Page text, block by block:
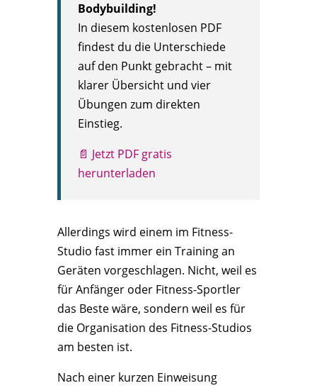
Bodybuilding!
In diesem kostenlosen PDF
findest du die Unterschiede
auf den Punkt gebracht – mit
klarer Übersicht und vier
Übungen zum direkten
Einstieg.
📄 Jetzt PDF gratis
herunterladen
Allerdings wird einem im Fitness-
Studio fast immer ein Training an
Geräten vorgeschlagen. Nicht, weil es
für Anfänger oder Fitness-Sportler
das Beste wäre, sondern weil es für
die Organisation des Fitness-Studios
am besten ist.
Nach einer kurzen Einweisung